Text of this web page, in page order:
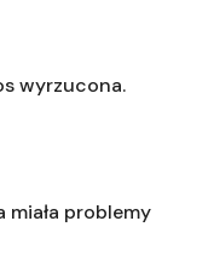
wyrzucona.
miała problemy